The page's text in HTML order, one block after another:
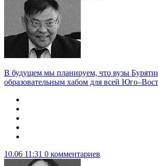
В будущем мы планируем, что вузы
образовательным хабом для всей
10.06 11:31 0 комментариев